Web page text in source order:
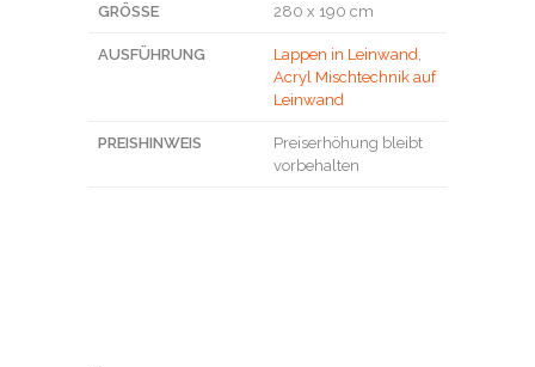
GRÖSSE 280 x 190 cm
AUSFÜHRUNG Lappen in Leinwand
Acryl Mischtechnik auf
Leinwand
PREISHINWEIS
Preiserhöhung bleibt
vorbehalten